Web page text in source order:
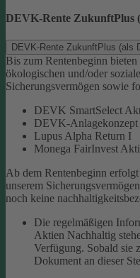
DEVK-Rente ZukunftPlus
DEVK-Rente ZukunftPlus (als
Bis zum Rentenbeginn
ökologischen und/oder
Sicherungsvermögen sowie
DEVK SmartSelect
DEVK-Anlagekonzept
Lupus Alpha Return I
Monega FairInvest
Ab dem Rentenbeginn
unserem
noch keine
Die regelmäßigen
Aktien Nachhaltig
Verfügung. Sobald sie
Dokument an dieser